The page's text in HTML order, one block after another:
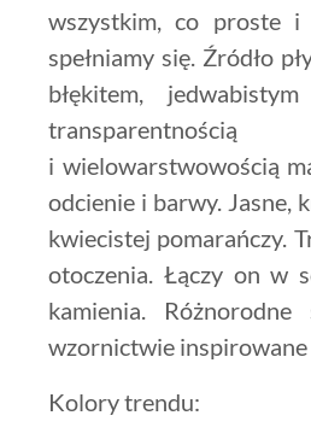
wszystkim, co proste i
spełniamy się. Źródło
błękitem,
transparentnością
i wielowarstwowością
odcienie i barwy. Jasne,
kwiecistej pomarańczy.
otoczenia. Łączy on w
kamienia.
wzornictwie inspirowane
Kolory trendu: